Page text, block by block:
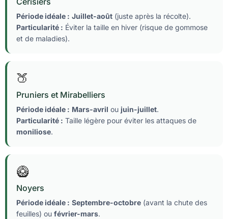
Période idéale : Juillet-août (juste après la récolte).
Particularité : Éviter la taille en hiver (risque de gommose
et de maladies).
🍑
Pruniers et Mirabelliers
Période idéale : Mars-avril ou juin-juillet.
Particularité : Taille légère pour éviter les attaques de
moniliose.
🥝
Noyers
Période idéale : Septembre-octobre (avant la chute des
feuilles) ou février-mars.